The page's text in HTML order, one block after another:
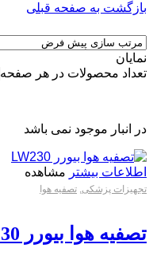
بازگشت به صفحه قبلی
نمایان
تعداد محصولات در هر صفحه
در انبار موجود نمی باشد
اطلاعات بیشتر مشاهده
تجهیزات پزشکی, تصفیه هوا
تصفیه هوا بیورر LW230